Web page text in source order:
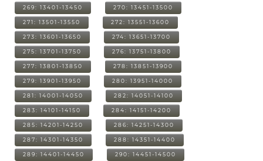
269: 13401-13450 270: 13451-13500
271: 13501-13550 272: 13551-13600
273: 13601-13650 274: 13651-13700
275: 13701-13750 276: 13751-13800
277: 13801-13850 278: 13851-13900
279: 13901-13950 280: 13951-14000
281: 14001-14050 282: 14051-14100
283: 14101-14150 284: 14151-14200
285: 14201-14250 286: 14251-14300
287: 14301-14350 288: 14351-14400
289: 14401-14450 290: 14451-14500